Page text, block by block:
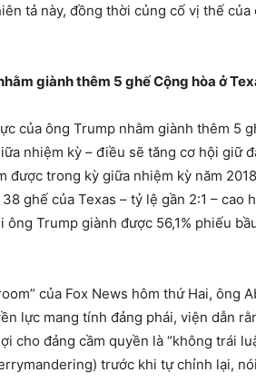
tả này, đồng thời củng cố vị thế của
giành thêm 5 ghế Cộng hòa ở
của ông Trump nhằm giành thêm 5
nhiệm kỳ – điều sẽ tăng cơ hội giữ
trong kỳ giữa nhiệm kỳ năm
ghế của Texas – tỷ lệ gần 2:1 – cao
Trump giành được 56,1% phiếu
của Fox News hôm thứ Hai, ông
lực mang tính đảng phái, viện dẫn
cho đảng cầm quyền là “không trái
trước khi tự chỉnh lại,